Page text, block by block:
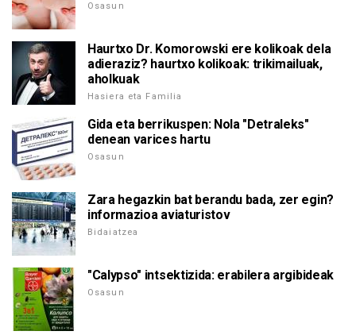
Osasun
Haurtxo Dr. Komorowski ere kolikoak dela
adieraziz? haurtxo kolikoak: trikimailuak,
aholkuak
Hasiera eta Familia
Gida eta berrikuspen: Nola "Detraleks"
denean varices hartu
Osasun
Zara hegazkin bat berandu bada, zer egin?
informazioa aviaturistov
Bidaiatzea
"Calypso" intsektizida: erabilera argibideak
Osasun